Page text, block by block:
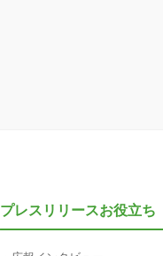
プレスリリースお役立ち